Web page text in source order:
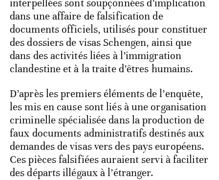
interpellées sont soupçonnées d’implication
dans une affaire de falsification de
documents officiels, utilisés pour constituer
des dossiers de visas Schengen, ainsi que
dans des activités liées à l’immigration
clandestine et à la traite d’êtres humains.
D’après les premiers éléments de l’enquête,
les mis en cause sont liés à une organisation
criminelle spécialisée dans la production de
faux documents administratifs destinés aux
demandes de visas vers des pays européens.
Ces pièces falsifiées auraient servi à faciliter
des départs illégaux à l’étranger.